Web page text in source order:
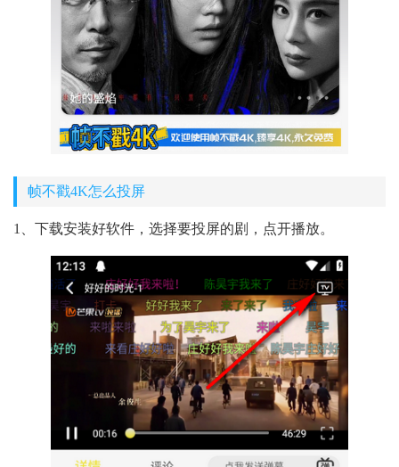
帧不戳4K怎么投屏
1、下载安装好软件，选择要投屏的剧，点开播放。